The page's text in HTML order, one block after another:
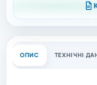
ОПИС ТЕХНІЧНІ